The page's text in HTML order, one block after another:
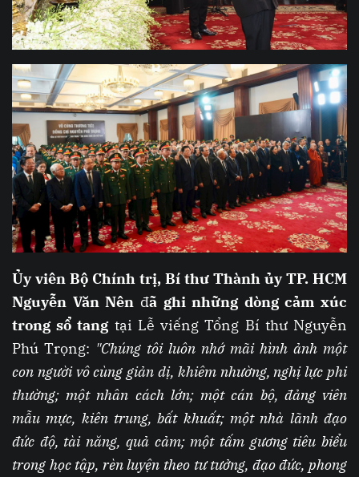
Ủy viên Bộ Chính trị, Bí thư Thành ủy TP. HCM
Nguyễn Văn Nên đã ghi những dòng cảm xúc
trong sổ tangtại Lễ viếng Tổng Bí thư Nguyễn
Phú Trọng: "Chúng tôi luôn nhớ mãi hình ảnh một
con người vô cùng giản dị, khiêm nhường, nghị lực phi
thường; một nhân cách lớn; một cán bộ, đảng viên
mẫu mực, kiên trung, bất khuất; một nhà lãnh đạo
đức độ, tài năng, quả cảm; một tấm gương tiêu biểu
trong học tập, rèn luyện theo tư tưởng, đạo đức, phong